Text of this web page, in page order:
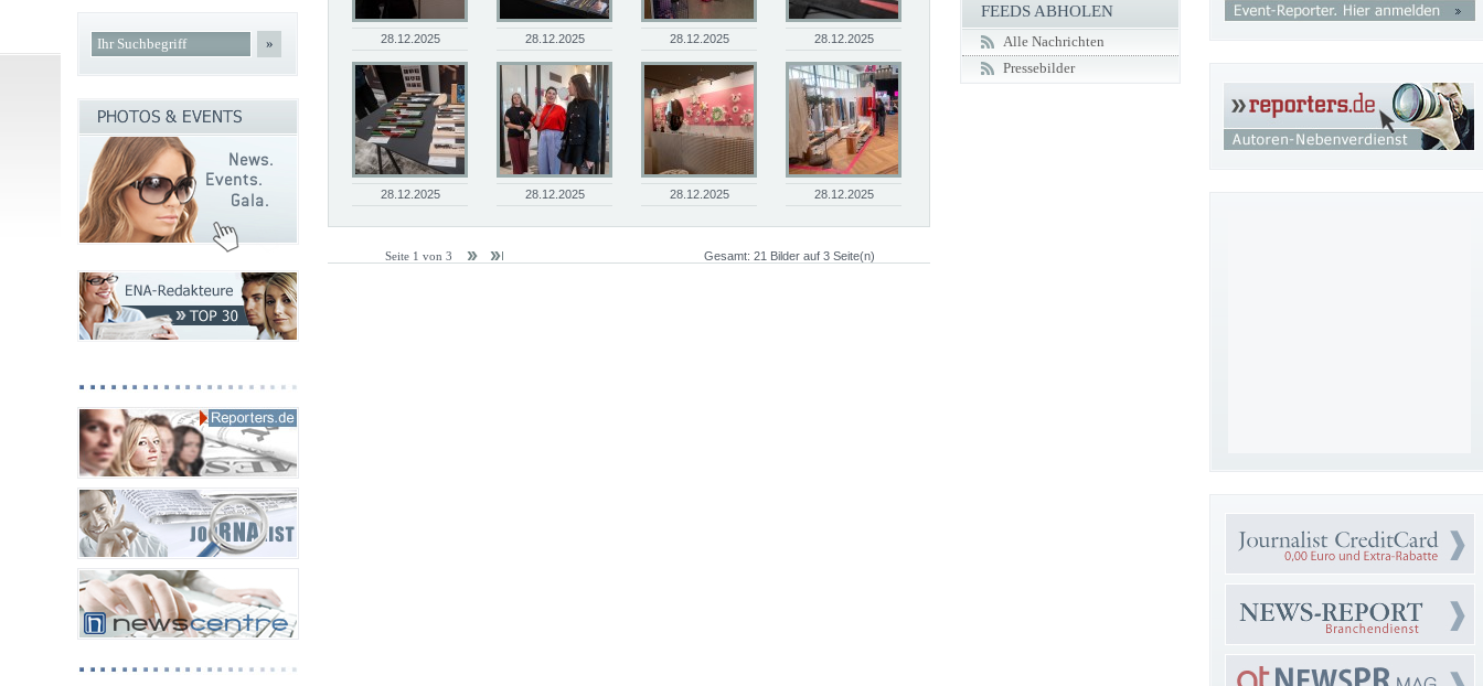
28.12.2025 28.12.2025 28.12.2025 28.12.2025
28.12.2025 28.12.2025 28.12.2025 28.12.2025
Seite 1 von 3 Gesamt: 21 Bilder auf 3 Seite(n)
»
FEEDS ABHOLEN
Alle Nachrichten
Pressebilder